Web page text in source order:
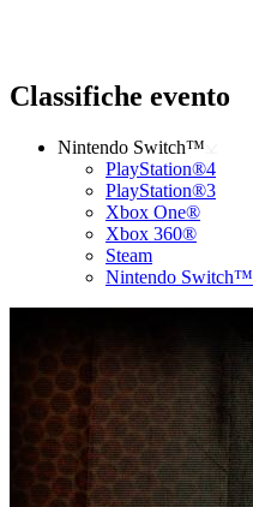
Classifiche evento
Nintendo Switch™
PlayStation®4
PlayStation®3
Xbox One®
Xbox 360®
Steam
Nintendo Switch™